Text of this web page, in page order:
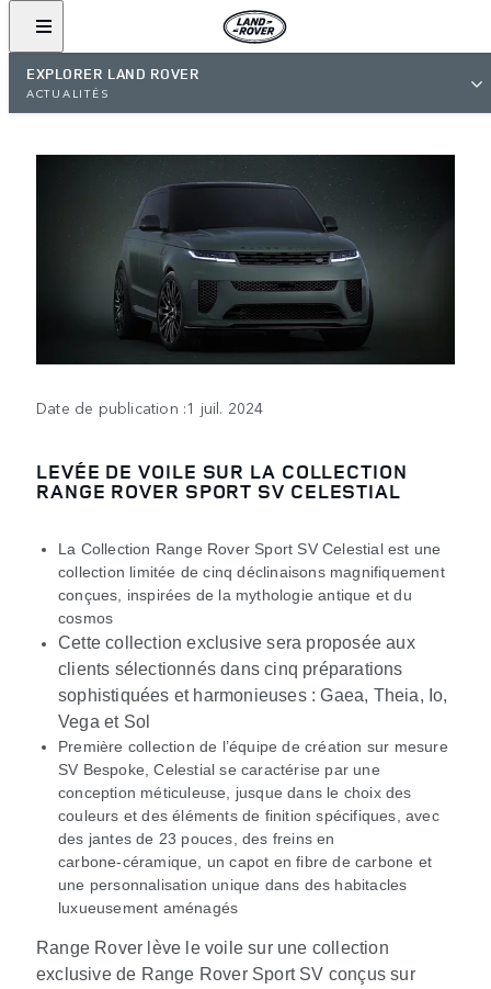
EXPLORER LAND ROVER
ACTUALITÉS
Date de publication :1 juil. 2024
LEVÉE DE VOILE SUR LA COLLECTION
RANGE ROVER SPORT SV CELESTIAL
La Collection Range Rover Sport SV Celestial est une
collection limitée de cinq déclinaisons magnifiquement
conçues, inspirées de la mythologie antique et du
cosmos
Cette collection exclusive sera proposée aux
clients sélectionnés dans cinq préparations
sophistiquées et harmonieuses : Gaea, Theia, Io,
Vega et Sol
Première collection de l’équipe de création sur mesure
SV Bespoke, Celestial se caractérise par une
conception méticuleuse, jusque dans le choix des
couleurs et des éléments de finition spécifiques, avec
des jantes de 23 pouces, des freins en
carbone‑céramique, un capot en fibre de carbone et
une personnalisation unique dans des habitacles
luxueusement aménagés
Range Rover lève le voile sur une collection
exclusive de Range Rover Sport SV conçus sur